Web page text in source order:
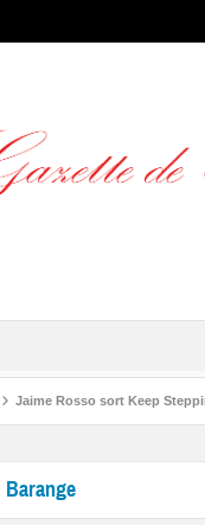
Jaime Rosso sort Keep
Barange